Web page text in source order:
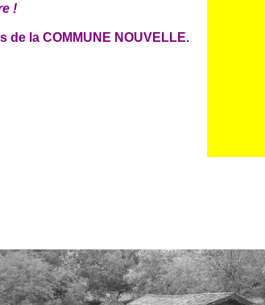
!
de la COMMUNE NOUVELLE.